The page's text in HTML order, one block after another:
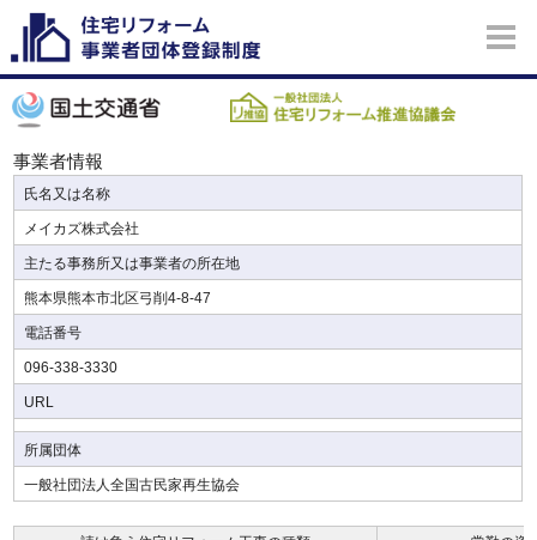
事業者情報
氏名又は名称
メイカズ株式会社
主たる事務所又は事業者の所在地
熊本県熊本市北区弓削4-8-47
電話番号
096-338-3330
URL
所属団体
一般社団法人全国古民家再生協会